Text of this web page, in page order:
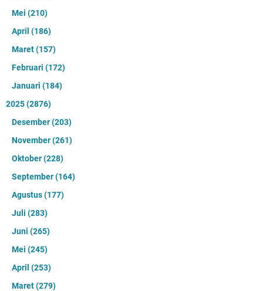
Mei (210)
April (186)
Maret(157)
Februari (172)
Januari (184)
2025(2876)
Desember(203)
November(261)
Oktober(228)
September(164)
Agustus(177)
Juli (283)
Juni (265)
Mei (245)
April (253)
Maret(279)